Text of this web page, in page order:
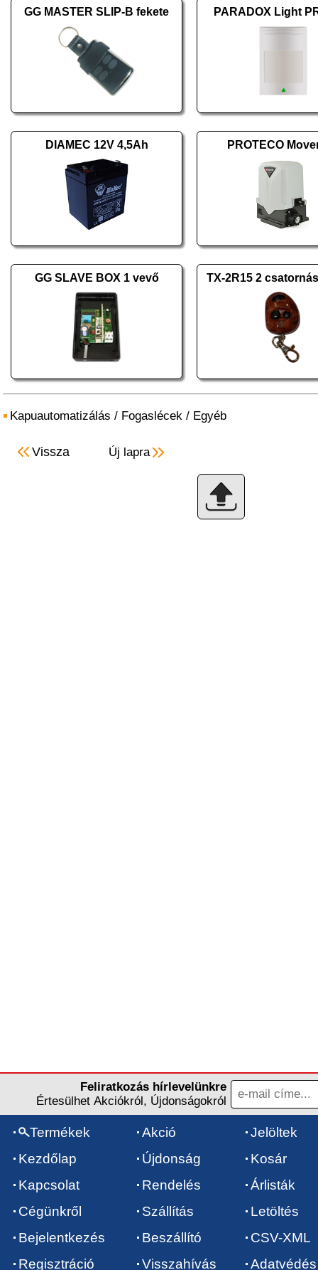
GG MASTER SLIP-B fekete PARADOX Light
DIAMEC 12V 4,5Ah PROTECO
GG SLAVE BOX 1 vevő TX-2R15 2
Kapuautomatizálás / Fogaslécek / Egyéb
Vissza Új lapra
Feliratkozás hírlevelünkre
Értesülhet Akciókról, Újdonságokról
Termékek
Kezdőlap
Kapcsolat
Cégünkről
Bejelentkezés
Regisztráció
Akció
Újdonság
Rendelés
Szállítás
Beszállító
Visszahívás
Jelöltek
Kosár
Árlisták
Letöltés
CSV-XML
Adatvédés